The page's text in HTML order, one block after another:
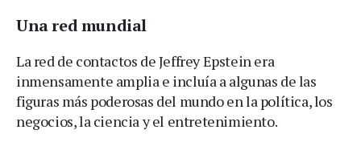
Una red mundial
La red de contactos de Jeffrey Epstein era
inmensamente amplia e incluía a algunas de las
figuras más poderosas del mundo en la política, los
negocios, la ciencia y el entretenimiento.